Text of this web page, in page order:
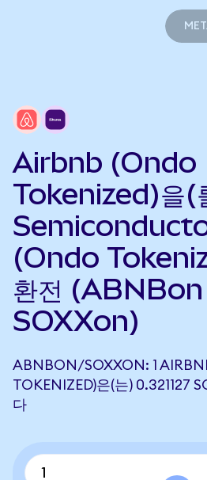
Airbnb (Ondo
Tokenized)을(
(Ondo
환전
SOXXon)
ABNBON/SOXXON: 1
TOKENIZED)은(는) 0.321127
다